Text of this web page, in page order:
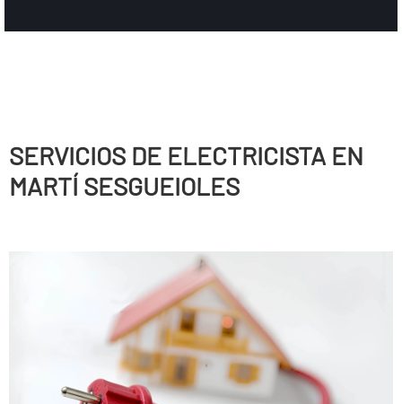
SERVICIOS DE ELECTRICISTA EN
MARTÍ SESGUEIOLES